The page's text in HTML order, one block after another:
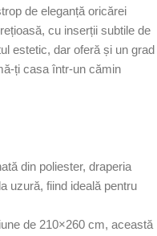
de eleganță oricărei
cu inserții subtile de
estetic, dar oferă și un grad
ți casa într-un cămin
din poliester, draperia
uzură, fiind ideală pentru
de 210×260 cm, această